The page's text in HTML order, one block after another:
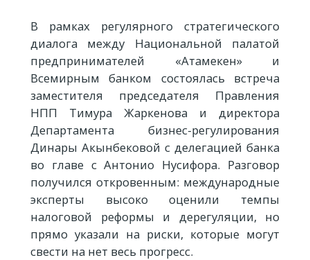
В рамках регулярного стратегического
диалога между Национальной палатой
предпринимателей «Атамекен» и
Всемирным банком состоялась встреча
заместителя председателя Правления
НПП Тимура Жаркенова и директора
Департамента бизнес-регулирования
Динары Акынбековой с делегацией банка
во главе с Антонио Нусифора. Разговор
получился откровенным: международные
эксперты высоко оценили темпы
налоговой реформы и дерегуляции, но
прямо указали на риски, которые могут
свести на нет весь прогресс.